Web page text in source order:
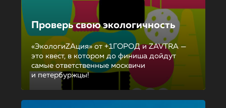
Проверь свою экологичность
«ЭкологиZAция» от +1ГОРОД и ZAVTRA —
это квест, в котором до финиша дойдут
самые ответственные москвичи
и петербуржцы!